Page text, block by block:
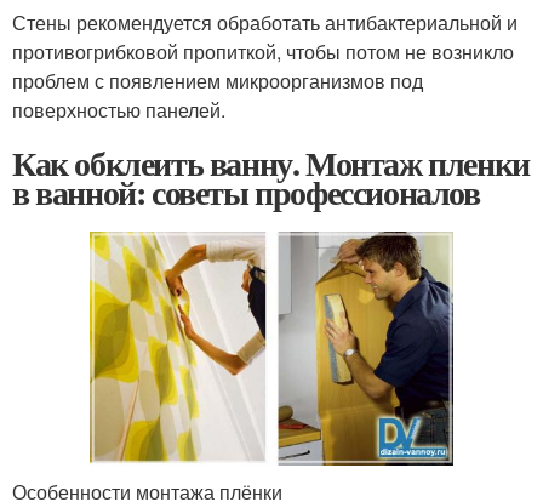
Стены рекомендуется обработать антибактериальной и
противогрибковой пропиткой, чтобы потом не возникло
проблем с появлением микроорганизмов под
поверхностью панелей.
Как обклеить ванну. Монтаж пленки
в ванной: советы профессионалов
Особенности монтажа плёнки